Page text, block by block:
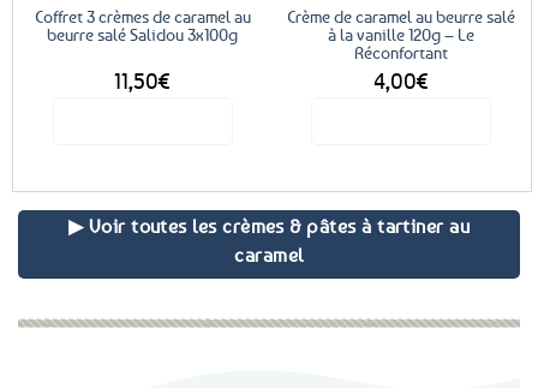
Coffret 3 crèmes de caramel au
beurre salé Salidou 3x100g
11,50€
Crème de caramel au beurre salé
à la vanille 120g – Le
Réconfortant
4,00€
▶ Voir toutes les crèmes & pâtes à tartiner au
caramel